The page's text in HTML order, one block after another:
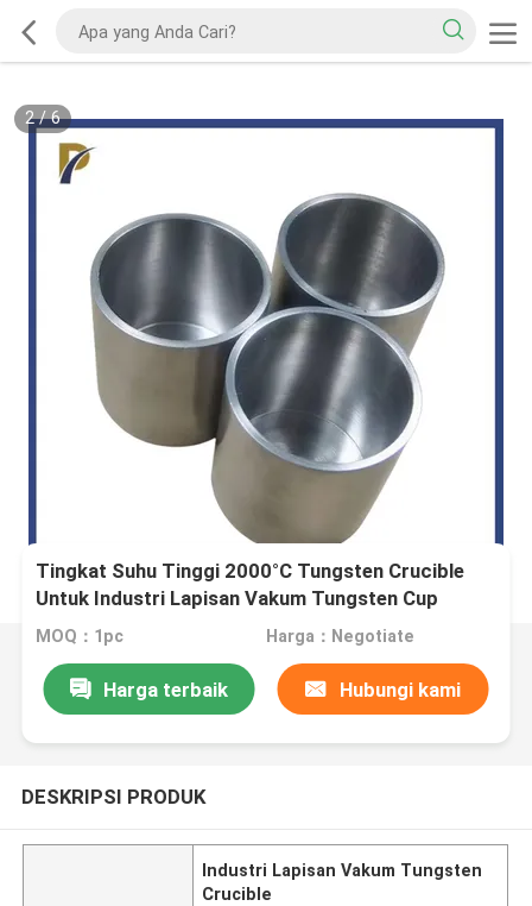
2/6
Tingkat Suhu Tinggi 2000°C Tungsten Crucible
Untuk Industri Lapisan Vakum Tungsten Cup
MOQ：1pc Harga：Negotiate
Harga terbaik Hubungi kami
DESKRIPSI PRODUK
Industri Lapisan Vakum Tungsten
Crucible